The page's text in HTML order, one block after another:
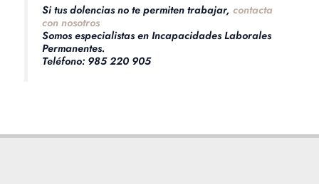
Si tus dolencias no te permiten trabajar,contacta
con nosotros
Somos especialistas en Incapacidades Laborales
Permanentes.
Teléfono: 985 220 905